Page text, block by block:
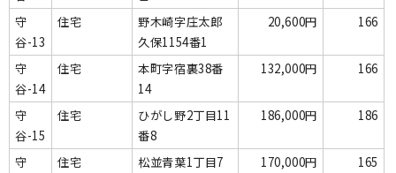
守
谷-13
住宅
野木崎字庄太郎
久保1154番1
20,600円 166
守
谷-14
住宅
本町字宿裏38番
14
132,000円 166
守
谷-15
住宅
ひがし野2丁目11
番8
186,000円 186
守
住宅
松並青葉1丁目7
170,000円 165